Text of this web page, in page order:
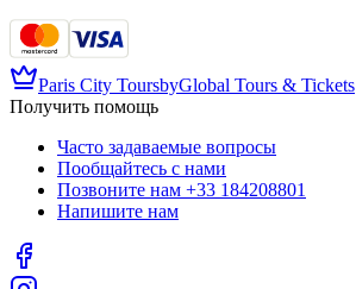
Paris City ToursbyGlobal Tours & Tickets
Получить помощь
Часто задаваемые вопросы
Пообщайтесь с нами
Позвоните нам +33 184208801
Напишите нам